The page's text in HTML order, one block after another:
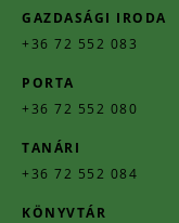
GAZDASÁGI IRODA
+36 72 552 083
PORTA
+36 72 552 080
TANÁRI
+36 72 552 084
KÖNYVTÁR